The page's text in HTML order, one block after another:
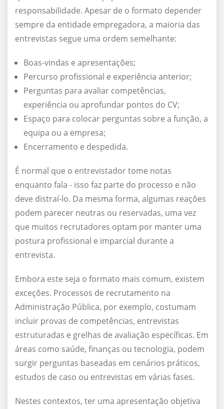
responsabilidade. Apesar de o formato depender
sempre da entidade empregadora, a maioria das
entrevistas segue uma ordem semelhante:
Boas-vindas e apresentações;
Percurso profissional e experiência anterior;
Perguntas para avaliar competências,
experiência ou aprofundar pontos do CV;
Espaço para colocar perguntas sobre a função, a
equipa ou a empresa;
Encerramento e despedida.
É normal que o entrevistador tome notas
enquanto fala - isso faz parte do processo e não
deve distraí-lo. Da mesma forma, algumas reações
podem parecer neutras ou reservadas, uma vez
que muitos recrutadores optam por manter uma
postura profissional e imparcial durante a
entrevista.
Embora este seja o formato mais comum, existem
exceções. Processos de recrutamento na
Administração Pública, por exemplo, costumam
incluir provas de competências, entrevistas
estruturadas e grelhas de avaliação específicas. Em
áreas como saúde, finanças ou tecnologia, podem
surgir perguntas baseadas em cenários práticos,
estudos de caso ou entrevistas em várias fases.
Nestes contextos, ter uma apresentação objetiva